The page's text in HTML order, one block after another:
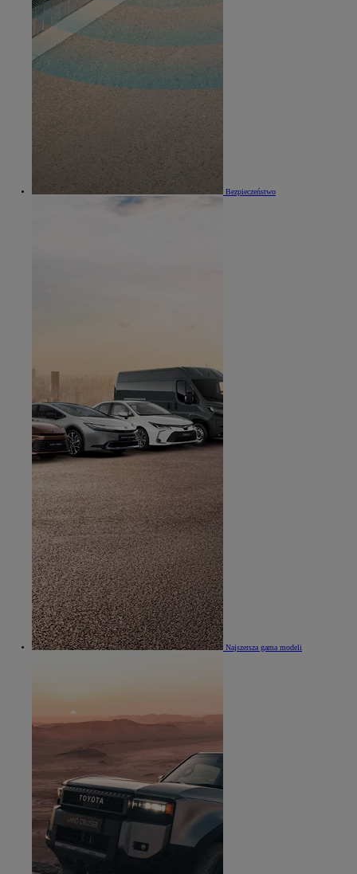
Bezpieczeństwo
Najszersza gama modeli